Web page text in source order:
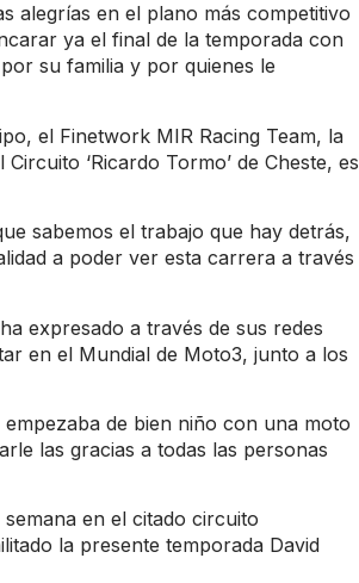
alegrías en el plano más competitivo
ya el final de la temporada con
su familia y por quienes le
el Finetwork MIR Racing Team, la
‘Ricardo Tormo’ de Cheste, es
sabemos el trabajo que hay detrás,
a poder ver esta carrera a través
expresado a través de sus redes
en el Mundial de Moto3, junto a los
de bien niño con una moto
las gracias a todas las personas
en el citado circuito
la presente temporada David